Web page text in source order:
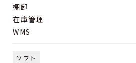
棚卸
在庫管理
WMS
ソフト